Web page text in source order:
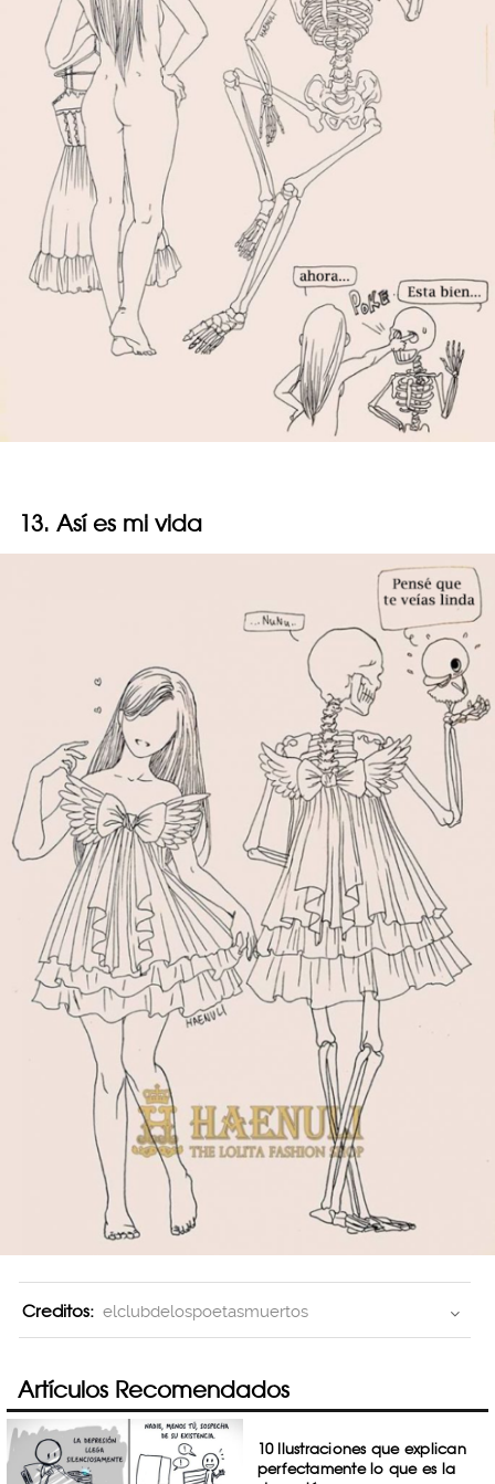
13. Así es mi vida
Creditos: elclubdelospoetasmuertos
Artículos Recomendados
10 Ilustraciones que explican
perfectamente lo que es la